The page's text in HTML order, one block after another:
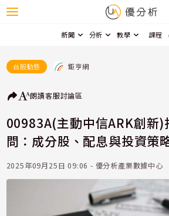
新聞 分析 教學 課程
台股動態 鉅亨網
朗讀客服討論區
00983A(主動中信ARK創新)
問：成分股、配息與投資策
2025年09月25日 09:06 - 優分析產業數據中心